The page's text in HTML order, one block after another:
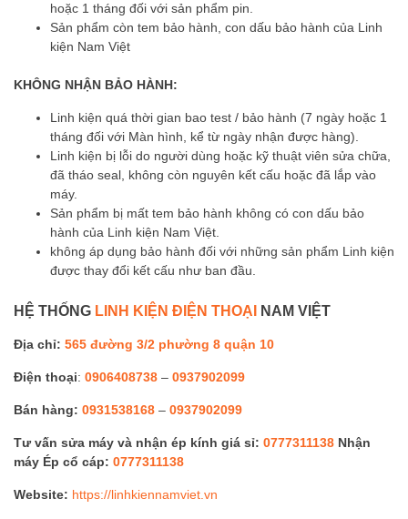
hoặc 1 tháng đối với sản phẩm pin.
Sản phẩm còn tem bảo hành, con dấu bảo hành của Linh
kiện Nam Việt
KHÔNG NHẬN BẢO HÀNH:
Linh kiện quá thời gian bao test / bảo hành (7 ngày hoặc 1
tháng đối với Màn hình, kể từ ngày nhận được hàng).
Linh kiện bị lỗi do người dùng hoặc kỹ thuật viên sửa chữa,
đã tháo seal, không còn nguyên kết cấu hoặc đã lắp vào
máy.
Sản phẩm bị mất tem bảo hành không có con dấu bảo
hành của Linh kiện Nam Việt.
không áp dụng bảo hành đối với những sản phẩm Linh kiện
được thay đổi kết cấu như ban đầu.
HỆ THỐNG LINH KIỆN ĐIỆN THOẠI NAM VIỆT
Địa chỉ: 565 đường 3/2 phường 8 quận 10
Điện thoại: 0906408738 – 0937902099
Bán hàng: 0931538168 – 0937902099
Tư vấn sửa máy và nhận ép kính giá sỉ: 0777311138 Nhận
máy Ép cổ cáp: 0777311138
Website: https://linhkiennamviet.vn